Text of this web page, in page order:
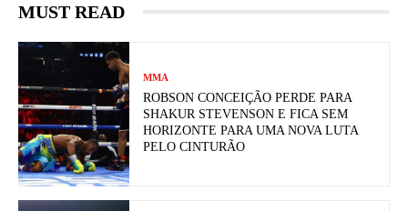
MUST READ
MMA
ROBSON CONCEIÇÃO PERDE PARA
SHAKUR STEVENSON E FICA SEM
HORIZONTE PARA UMA NOVA LUTA
PELO CINTURÃO